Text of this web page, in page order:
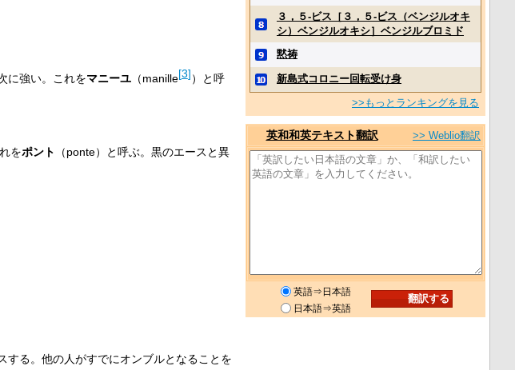
に強い。これをマニーユ（manille[3]）と呼
をポント （ponte）と呼ぶ。黒のエースと異
する。他の人がすでにオンブルとなることを
３，５‐ビス［３，５‐ビス（ベンジルオキ
シ）ベンジルオキシ］ベンジルブロミド
黙祷
新島式コロニー回転受け身
>>もっとランキングを見る
英和和英テキスト翻訳 >> Weblio翻訳
英語⇒日本語
日本語⇒英語